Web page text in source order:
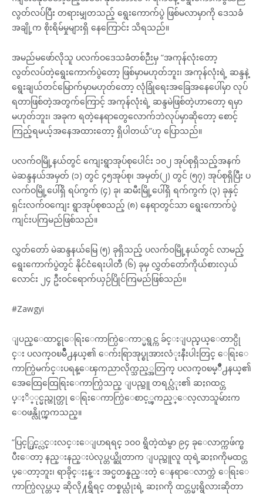
လွတ်လပ်ပြီး တရားမျှတသည့် ရွေးကောက်ပွဲ ဖြစ်မလာမှာကို ဒေသခံ
အချို့က စိုးရိမ်မှုများရှိ နေကြောင်း သိရသည်။
အမည်မဖော်လိုသူ ပလက်ဝဒေသခံတစ်ဉီးမှ “အကုန်လုံးတော့
လွတ်လပ်တဲ့ရွေးကောက်ပွဲတော့ ဖြစ်မှာမဟုတ်ဘူး၊ အကုန်လုံးရဲ့ ဆန္ဒနဲ့
ရွေးချယ်တင်မြောက်မှာမဟုတ်တော့ လုံခြုံရေးအခြေအနေပေါ်မှာ လုပ်
ရတာဖြစ်တဲ့အတွက်ကြောင့် အကုန်လုံးရဲ့ ဆန္ဒမဲဖြစ်တဲ့ဟာတော့ ရမှာ
မဟုတ်ဘူး၊ အခုက ရတဲ့နေရာတွေလောက်ဘဲလုပ်မှာဆိုတော့ စောင့်
ကြည့်ရမယ့်အနေအထားတော့ ရှိပါတယ်”ဟု ပြောသည်။
ပလက်ဝမြို့နယ်တွင် ကျေးရွာအုပ်စုပေါင်း ၁၀၂ အုပ်စုရှိသည့်အနက်
မဲဆန္ဒနယ်အမှတ် (၁) တွင် ၄၅အုပ်စု၊ အမှတ်(၂) တွင် (၅၇) အုပ်စုရှိပြီး ပ
လက်ဝမြို့ပေါ်ရှိ ရပ်ကွက် (၄) ခု၊ ဆမီးမြို့ပေါ်ရှိ ရက်ကွက် (၃) ခုနှင့်
ရှင်းလက်ဝကျေး ရွာအုပ်စုစသည့် (၈) နေရာတွင်သာ ရွေးကောက်ပွဲ
ကျင်းပကြမည်ဖြစ်သည်။
လွှတ်တော် မဲဆန္ဒနယ်မြေ (၅) ခုရှိသည့် ပလက်ဝမြို့နယ်တွင် လာမည့်
ရွေးကောက်ပွဲတွင် နိုင်ငံရေးပါတီ (၆) ခုမှ လွှတ်တော်ကိုယ်စားလှယ်
လောင်း ၂၄ ဦးဝင်ရောက်ယှဉ်ပြိုင်ကြမည်ဖြစ်သည်။
#Zawgyi
ျပည္ေထာင္စုေရြးေကာက္ပြဲေကာ္မရွင္က ခ်င္းျပည္နယ္ေတာင္ပို
င္း ပလက္၀ၿမိဳ႕နယ္၏ ေက်းရြာအုပ္စုအားလံုးနီးပါးတြင္ ေရြးေ
ကာက္ပြဲမက်င္းပရန္ေၾကညာလိုက္သည့္အတြက္ ပလက္၀ၿမ္ိဳ႕နယ္၏
အေထြေထြေရြးေကာက္ပြဲသည္ ျပည္သူ တရပ္လံုး၏ ဆႏၵထင္ဟ
ပ္ႏိ္ုင္မည္ဟုတ္ဟု ေရြးေကာက္ပြဲေစာင့္ၾကည့္ေလ့လာသူမ်ားက
ေ၀ဖန္လိုက္ၾကသည္။
“ပြင့္ပြင့္လင္းလင္းေျပာရရင္ ၁၀၀ ရွိတဲ့ထဲမွာ ၉၄ ခုေလာက္ကဖ်က္ၿ
ပီးေတာ့ နည္းနည္းပဲလုပ္တယ္ဆိုတာက ျပည္သူလူ ထုရဲ့ဆႏၵကိုမထင္ဟ
ပ္ေတာ့ဘူး၊ ရာခိုင္ႏႈန္း အင္မတန္နည္းတဲ့ ေနရာေလာက္ဘဲ ေရြးေ
ကာက္ပြဲလုပ္တယ္ ဆိုလို႔ရွိရင္ တစ္နယ္လုံးရဲ့ ဆႏၵကို ထင္ဟပ္မႈရွိလားဆိုတာ